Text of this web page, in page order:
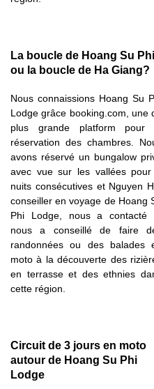
La boucle de Hoang Su Phi
ou la boucle de Ha Giang?
Nous connaissions Hoang Su
Lodge grâce booking.com, une
plus grande platform pour
réservation des chambres.
avons réservé un bungalow
avec vue sur les vallées
nuits consécutives et Nguyen
conseiller en voyage de Hoang
Phi Lodge, nous a contacté
nous a conseillé de faire
randonnées ou des balades
moto à la découverte des
en terrasse et des ethnies
cette région.
Circuit de 3 jours en moto
autour de Hoang Su Phi
Lodge